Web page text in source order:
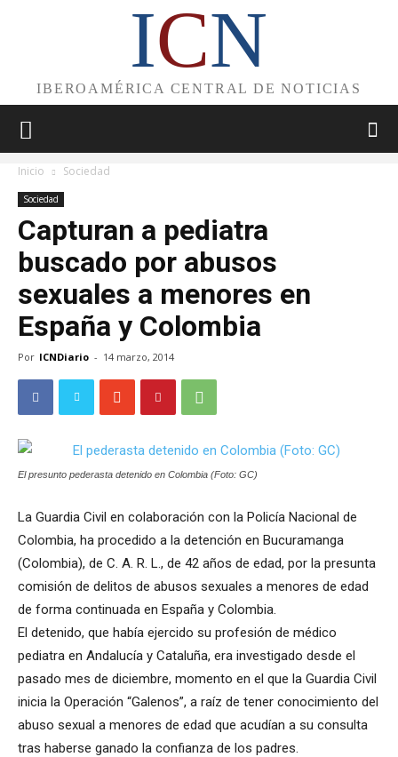
ICN
IBEROAMÉRICA CENTRAL DE NOTICIAS
Inicio Sociedad
Sociedad
Capturan a pediatra
buscado por abusos
sexuales a menores en
España y Colombia
Por ICNDiario - 14 marzo, 2014
El presunto pederasta detenido en Colombia (Foto: GC)
La Guardia Civil en colaboración con la Policía Nacional de
Colombia, ha procedido a la detención en Bucuramanga
(Colombia), de C. A. R. L., de 42 años de edad, por la presunta
comisión de delitos de abusos sexuales a menores de edad
de forma continuada en España y Colombia.
El detenido, que había ejercido su profesión de médico
pediatra en Andalucía y Cataluña, era investigado desde el
pasado mes de diciembre, momento en el que la Guardia Civil
inicia la Operación “Galenos”, a raíz de tener conocimiento del
abuso sexual a menores de edad que acudían a su consulta
tras haberse ganado la confianza de los padres.